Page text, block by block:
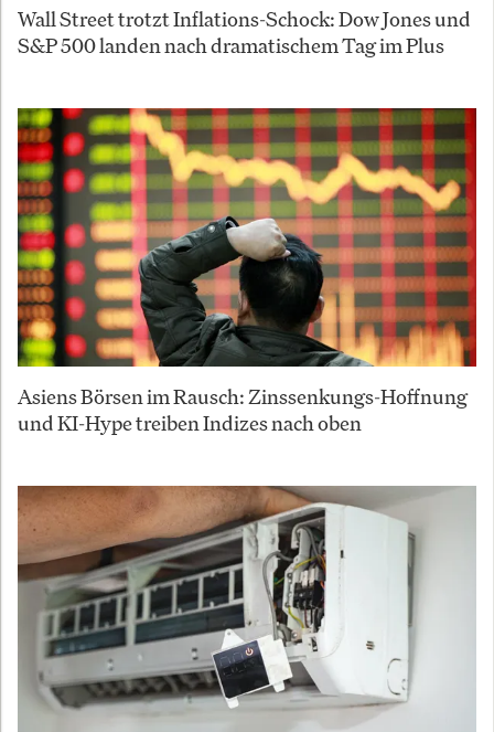
Wall Street trotzt Inflations-Schock: Dow Jones und
S&P 500 landen nach dramatischem Tag im Plus
Asiens Börsen im Rausch: Zinssenkungs-Hoffnung
und KI-Hype treiben Indizes nach oben